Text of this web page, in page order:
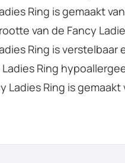
Ring is gemaakt
van de Fancy
Ring is
Ladies Ring
Ladies Ring is